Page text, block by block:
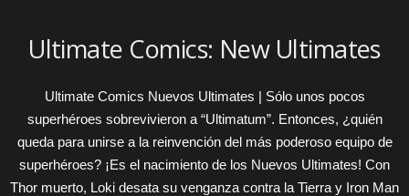
Ultimate Comics: New Ultimates
Ultimate Comics Nuevos Ultimates | Sólo unos pocos
superhéroes sobrevivieron a “Ultimatum”. Entonces, ¿quién
queda para unirse a la reinvención del más poderoso equipo de
superhéroes? ¡Es el nacimiento de los Nuevos Ultimates! Con
Thor muerto, Loki desata su venganza contra la Tierra y Iron Man